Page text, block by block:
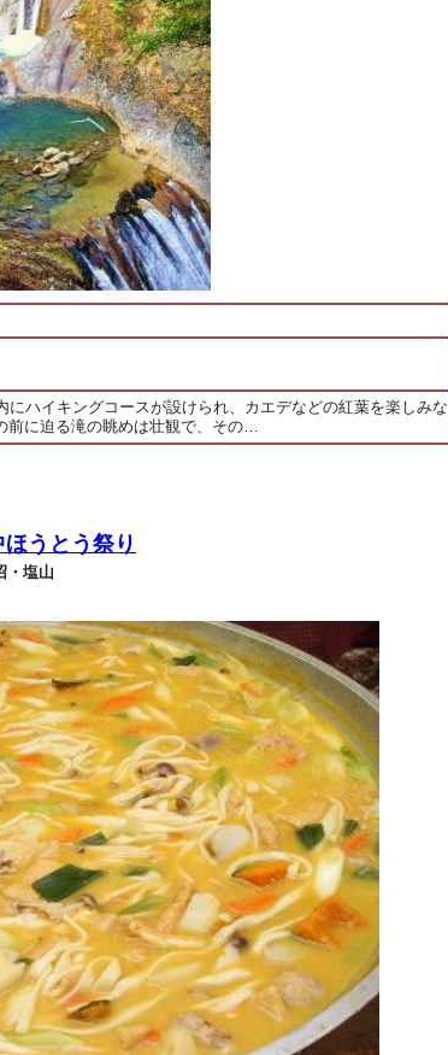
ハイキングコースが設けられ、カエデなどの紅葉を楽しみな
前に迫る滝の眺めは壮観で、その…
うとう祭り
・塩山